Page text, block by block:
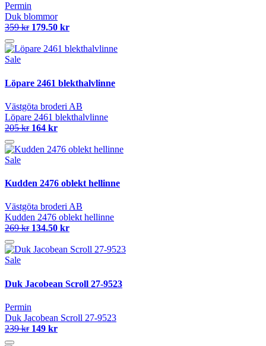
Permin
Duk blommor
359 kr 179.50 kr
Sale
Löpare 2461 blekthalvlinne
Västgöta broderi AB
Löpare 2461 blekthalvlinne
205 kr 164 kr
Sale
Kudden 2476 oblekt hellinne
Västgöta broderi AB
Kudden 2476 oblekt hellinne
269 kr 134.50 kr
Sale
Duk Jacobean Scroll 27-9523
Permin
Duk Jacobean Scroll 27-9523
239 kr 149 kr